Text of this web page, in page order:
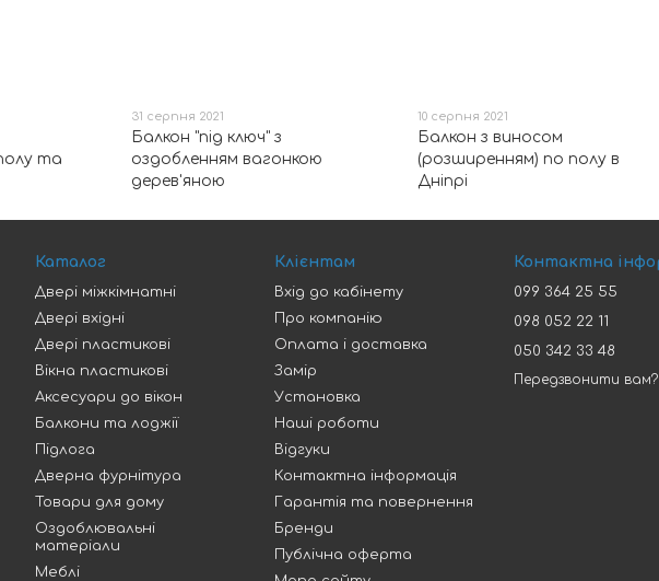
та
31 серпня 2021
Балкон "під ключ" з
оздобленням вагонкою
дерев'яною
10 серпня 2021
Балкон з виносом
(розширенням) по полу в
Дніпрі
Каталог
Двері міжкімнатні
Двері вхідні
Двері пластикові
Вікна пластикові
Аксесуари до вікон
Балкони та лоджії
Підлога
Дверна фурнітура
Товари для дому
Оздоблювальні
матеріали
Меблі
Клієнтам
Вхід до кабінету
Про компанію
Оплата і доставка
Замір
Установка
Наші роботи
Відгуки
Контактна інформація
Гарантія та повернення
Бренди
Публічна оферта
Контактна
099 364 25 55
098 052 22 11
050 342 33 48
Передзвонити вам?